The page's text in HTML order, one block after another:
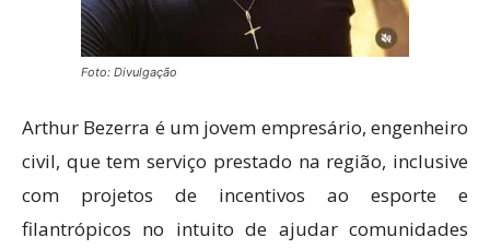
Foto: Divulgação
Arthur Bezerra é um jovem empresário, engenheiro
civil, que tem serviço prestado na região, inclusive
com projetos de incentivos ao esporte e
filantrópicos no intuito de ajudar comunidades